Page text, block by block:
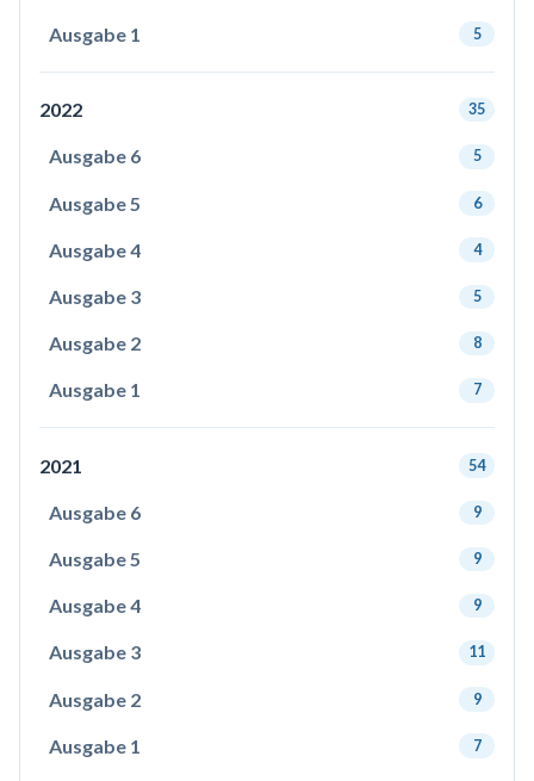
Ausgabe 1 5
2022 35
Ausgabe 6 5
Ausgabe 5 6
Ausgabe 4 4
Ausgabe 3 5
Ausgabe 2 8
Ausgabe 1 7
2021 54
Ausgabe 6 9
Ausgabe 5 9
Ausgabe 4 9
Ausgabe 3 11
Ausgabe 2 9
Ausgabe 1 7